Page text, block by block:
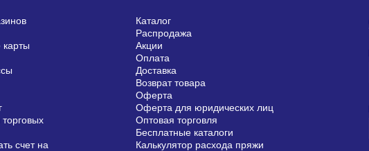
счет на
Каталог
Распродажа
Акции
Оплата
Доставка
Возврат товара
Оферта
Оферта для юридических лиц
Оптовая торговля
Бесплатные каталоги
Калькулятор расхода пряжи